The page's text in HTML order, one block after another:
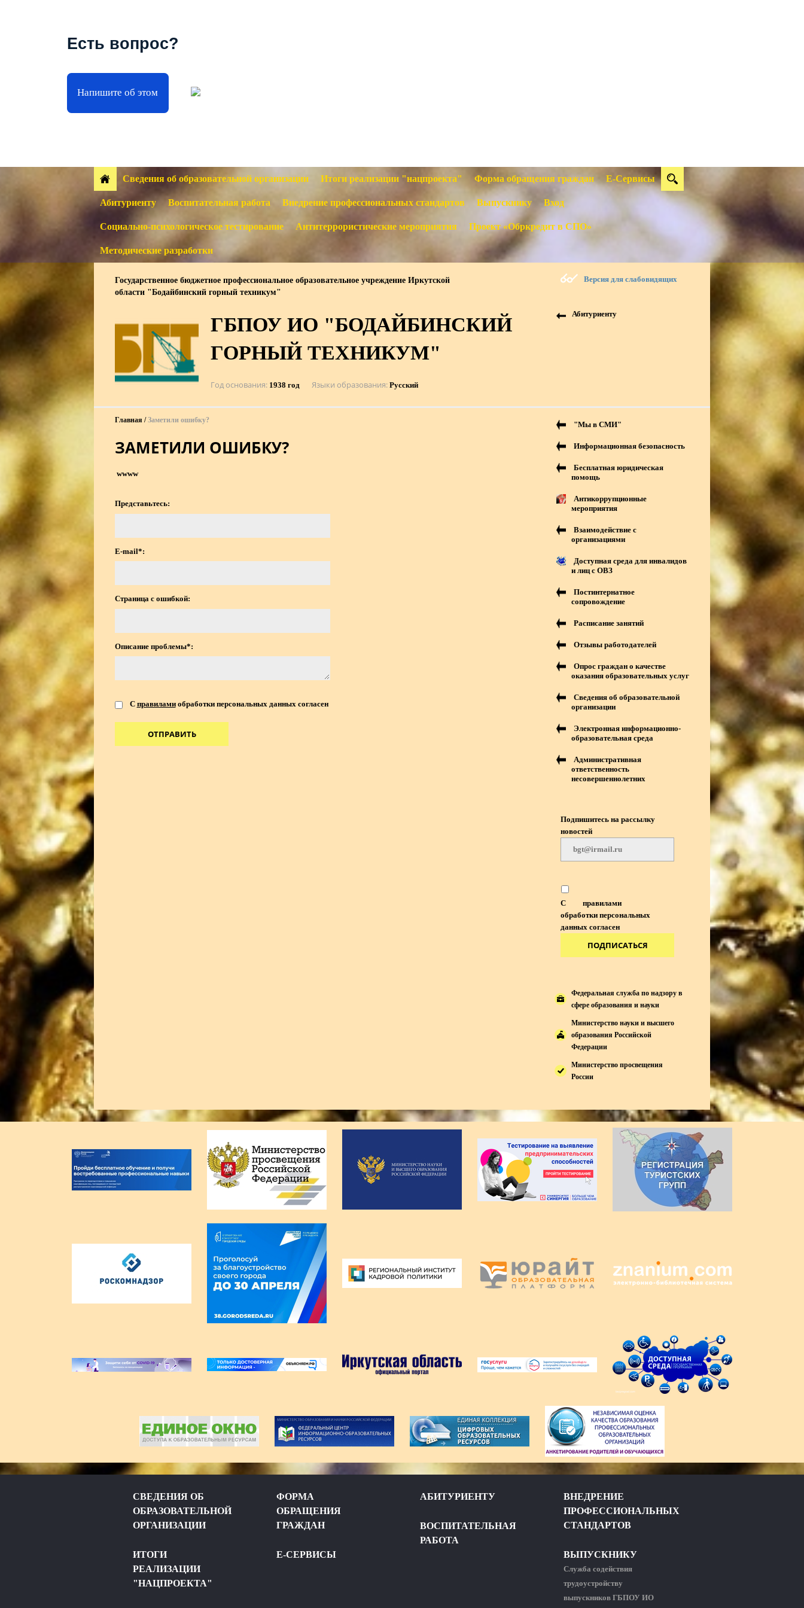
Есть вопрос?
Напишите об этом
Сведения об образовательной организации Итоги реализации "нацпроекта" Форма обращения граждан Е-Сервисы
Абитуриенту Воспитательная работа Внедрение профессиональных стандартов Выпускнику
Социально-психологическое тестирование Антитеррористические мероприятия Проект «Обркредит в СПО»
Методические разработки
Вход
Государственное бюджетное профессиональное образовательное учреждение Иркутской
области "Бодайбинский горный техникум"
ГБПОУ ИО "БОДАЙБИНСКИЙ
ГОРНЫЙ ТЕХНИКУМ"
Год основания 1938 год Языки образования Русский
Версия для слабовидящих
Абитуриенту
Главная Заметили ошибку?
ЗАМЕТИЛИ ОШИБКУ?
wwww
Представьтесь:
E-mail*:
Страница с ошибкой:
Описание проблемы*:
С правиламиобработки персональных данных согласен
ОТПРАВИТЬ
"Мы в СМИ"
Информационная безопасность
Бесплатная юридическая
помощь
Антикоррупционные
мероприятия
Взаимодействие с
организациями
Доступная среда для инвалидов
и лиц с ОВЗ
Постинтернатное
сопровождение
Расписание занятий
Отзывы работодателей
Опрос граждан о качестве
оказания образовательных услуг
Сведения об образовательной
организации
Электронная информационно-
образовательная среда
Административная
ответственность
несовершеннолетних
Подпишитесь на рассылку
новостей
С
правилами
обработки персональных
данных согласен
ПОДПИСАТЬСЯ
Федеральная служба по надзору в
сфере образования и науки
Министерство науки и высшего
образования Российской
Федерации
Министерство просвещения
России
СВЕДЕНИЯ ОБ
ОБРАЗОВАТЕЛЬНОЙ
ОРГАНИЗАЦИИ
ИТОГИ
РЕАЛИЗАЦИИ
"НАЦПРОЕКТА"
ФОРМА
ОБРАЩЕНИЯ
ГРАЖДАН
Е-СЕРВИСЫ
АБИТУРИЕНТУ
ВОСПИТАТЕЛЬНАЯ
РАБОТА
ВНЕДРЕНИЕ
ПРОФЕССИОНАЛЬНЫХ
СТАНДАРТОВ
ВЫПУСКНИКУ
Служба содействия
трудоустройству
выпускников ГБПОУ ИО